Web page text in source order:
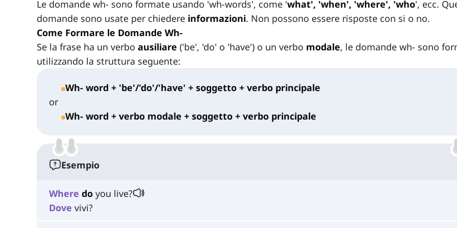
Le domande wh- sono formate usando 'wh-words', come 'what', 'when', 'where', 'who', ecc.
domande sono usate per chiedere informazioni. Non possono essere risposte con si o no.
Come Formare le Domande Wh-
Se la frase ha un verbo ausiliare ('be', 'do' o 'have') o un verbo modale, le domande wh- sono
utilizzando la struttura seguente:
Wh- word + 'be'/'do'/'have' + soggetto + verbo principale
or
Wh- word + verbo modale + soggetto + verbo principale
Esempio
Where do you live?
Dove vivi?